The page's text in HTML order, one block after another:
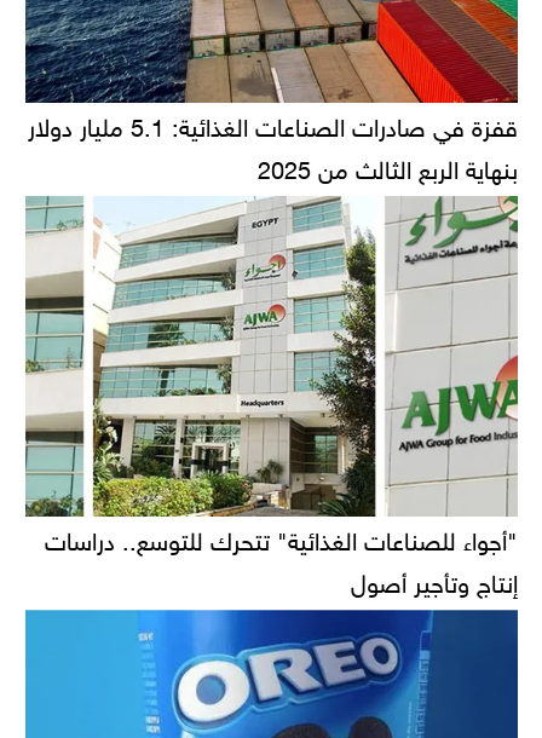
قفزة في صادرات الصناعات الغذائية: 5.1 مليار دولار
بنهاية الربع الثالث من 2025
"أجواء للصناعات الغذائية" تتحرك للتوسع.. دراسات
إنتاج وتأجير أصول